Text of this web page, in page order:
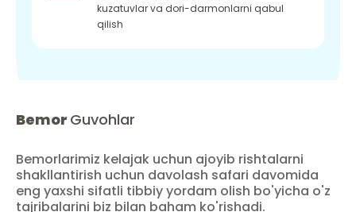
kuzatuvlar va dori-darmonlarni qabul
qilish
Bemor Guvohlar
Bemorlarimiz kelajak uchun ajoyib rishtalarni
shakllantirish uchun davolash safari davomida
eng yaxshi sifatli tibbiy yordam olish bo'yicha o'z
tajribalarini biz bilan baham ko'rishadi.